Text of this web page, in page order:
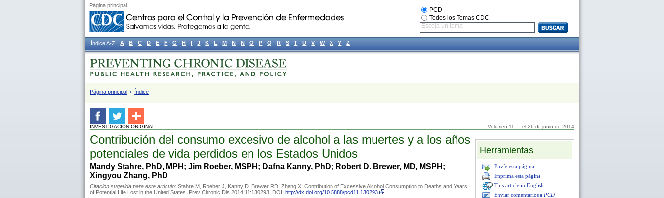
Página principal
Página principal Índice
Volumen 11 — el 26 de junio de 2014
Herramientas
Envíe esta página
Imprima esta página
This article in English
Enviar comentarios a PCD
INVESTIGACIÓN ORIGINAL
Contribución del consumo excesivo de alcohol a las muertes y a los años
potenciales de vida perdidos en los Estados Unidos
Mandy Stahre, PhD, MPH; Jim Roeber, MSPH; Dafna Kanny, PhD; Robert D. Brewer, MD, MSPH;
Xingyou Zhang, PhD
Citación sugerida para este artículo: Stahre M, Roeber J, Kanny D, Brewer RD, Zhang X. Contribution of Excessive Alcohol Consumption to Deaths and Years
of Potential Life Lost in the United States. Prev Chronic Dis 2014;11:130293. DOI: http://dx.doi.org/10.5888/pcd11.130293 .
PCD
Todos los Temas CDC
Escoja un tema
Índice A-Z A B C D E F G H I J K L M N Ñ O P Q R S T U V W X Y Z